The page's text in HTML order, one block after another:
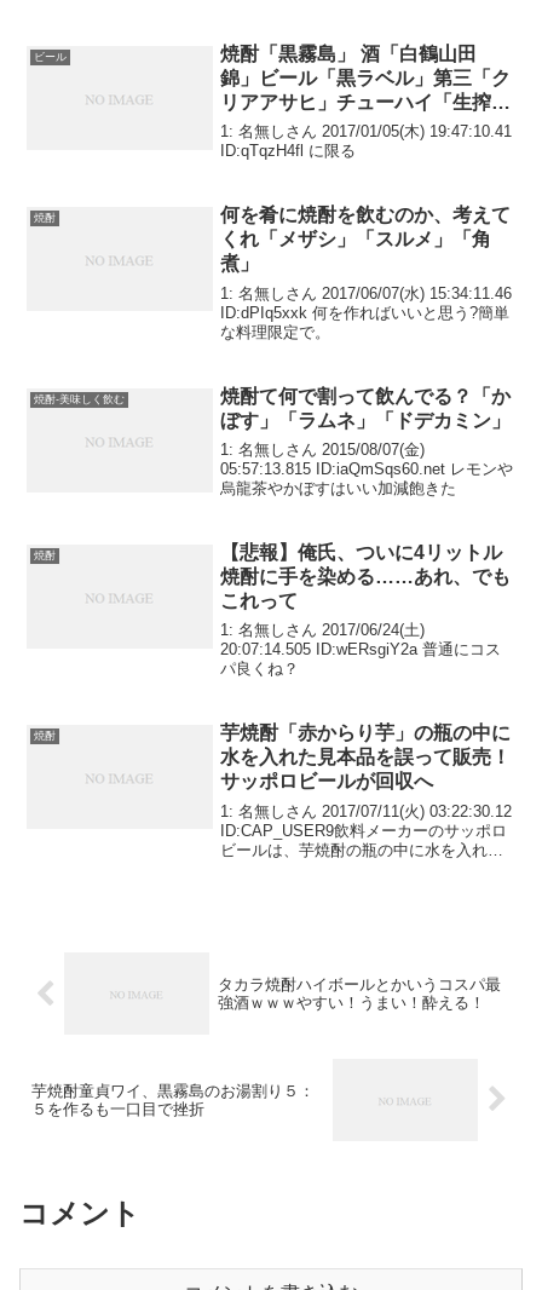
ビール
焼酎「黒霧島」 酒「白鶴山田
錦」ビール「黒ラベル」第三「ク
リアアサヒ」チューハイ「生搾
り」
1: 名無しさん 2017/01/05(木) 19:47:10.41
ID:qTqzH4fl に限る
焼酎
何を肴に焼酎を飲むのか、考えて
くれ「メザシ」「スルメ」「角
煮」
1: 名無しさん 2017/06/07(水) 15:34:11.46
ID:dPIq5xxk 何を作ればいいと思う?簡単
な料理限定で。
焼酎-美味しく飲む
焼酎て何で割って飲んでる？「か
ぼす」「ラムネ」「ドデカミン」
1: 名無しさん 2015/08/07(金)
05:57:13.815 ID:iaQmSqs60.net レモンや
烏龍茶やかぼすはいい加減飽きた
焼酎
【悲報】俺氏、ついに4リットル
焼酎に手を染める……あれ、でも
これって
1: 名無しさん 2017/06/24(土)
20:07:14.505 ID:wERsgiY2a 普通にコス
パ良くね？
焼酎
芋焼酎「赤からり芋」の瓶の中に
水を入れた見本品を誤って販売！
サッポロビールが回収へ
1: 名無しさん 2017/07/11(火) 03:22:30.12
ID:CAP_USER9飲料メーカーのサッポロ
ビールは、芋焼酎の瓶の中に水を入れた
タカラ焼酎ハイボールとかいうコスパ最
強酒ｗｗｗやすい！うまい！酔える！
芋焼酎童貞ワイ、黒霧島のお湯割り５：
５を作るも一口目で挫折
コメント